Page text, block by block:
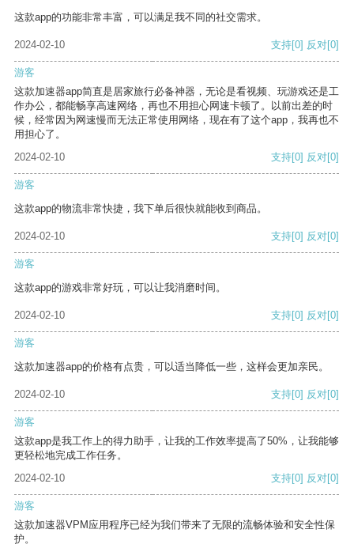
这款app的功能非常丰富，可以满足我不同的社交需求。
2024-02-10 支持[0] 反对[0]
游客
这款加速器app简直是居家旅行必备神器，无论是看视频、玩游戏还是工
作办公，都能畅享高速网络，再也不用担心网速卡顿了。以前出差的时
候，经常因为网速慢而无法正常使用网络，现在有了这个app，我再也不
用担心了。
2024-02-10
支持[0] 反对[0]
游客
这款app的物流非常快捷，我下单后很快就能收到商品。
2024-02-10 支持[0] 反对[0]
游客
这款app的游戏非常好玩，可以让我消磨时间。
2024-02-10 支持[0] 反对[0]
游客
这款加速器app的价格有点贵，可以适当降低一些，这样会更加亲民。
2024-02-10 支持[0] 反对[0]
游客
这款app是我工作上的得力助手，让我的工作效率提高了50%，让我能够
更轻松地完成工作任务。
2024-02-10
支持[0] 反对[0]
游客
这款加速器VPM应用程序已经为我们带来了无限的流畅体验和安全性保
护。